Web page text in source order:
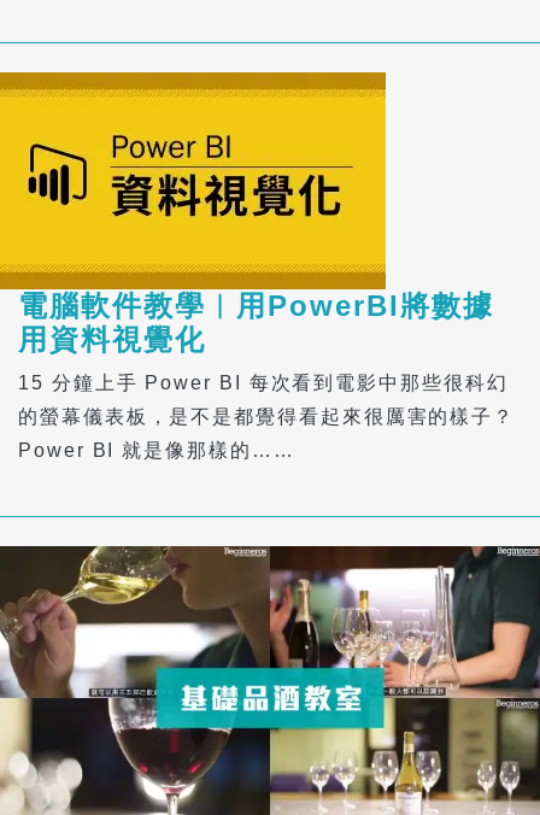
電腦軟件教學︱用PowerBI將數據
用資料視覺化
15 分鐘上手 Power BI 每次看到電影中那些很科幻
的螢幕儀表板，是不是都覺得看起來很厲害的樣子？
Power BI 就是像那樣的……